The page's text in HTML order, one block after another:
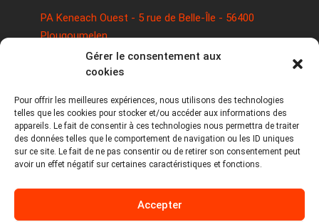
Gérer le consentement aux
cookies
Pour offrir les meilleures expériences, nous utilisons des technologies
telles que les cookies pour stocker et/ou accéder aux informations des
appareils. Le fait de consentir à ces technologies nous permettra de traiter
des données telles que le comportement de navigation ou les ID uniques
sur ce site. Le fait de ne pas consentir ou de retirer son consentement peut
avoir un effet négatif sur certaines caractéristiques et fonctions.
Accepter
PA Keneach Ouest - 5 rue de Belle-Île - 56400
Plougoumelen
contact@logiciels-etiquettes.com
09 71 37 25 93
Copyright © 2026 Tous droits réservés -
MPDYS